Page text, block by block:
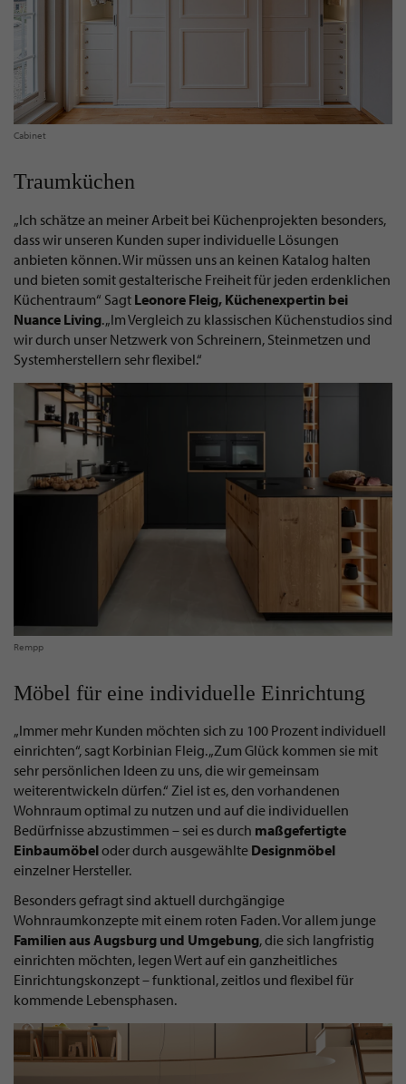
Cabinet
Traumküchen
„Ich schätze an meiner Arbeit bei Küchenprojekten besonders,
dass wir unseren Kunden super individuelle Lösungen
anbieten können. Wir müssen uns an keinen Katalog halten
und bieten somit gestalterische Freiheit für jeden erdenklichen
Küchentraum“ Sagt Leonore Fleig, Küchenexpertin bei
Nuance Living. „Im Vergleich zu klassischen Küchenstudios sind
wir durch unser Netzwerk von Schreinern, Steinmetzen und
Systemherstellern sehr flexibel.“
Rempp
Möbel für eine individuelle Einrichtung
„Immer mehr Kunden möchten sich zu 100 Prozent individuell
einrichten“, sagt Korbinian Fleig. „Zum Glück kommen sie mit
sehr persönlichen Ideen zu uns, die wir gemeinsam
weiterentwickeln dürfen.“ Ziel ist es, den vorhandenen
Wohnraum optimal zu nutzen und auf die individuellen
Bedürfnisse abzustimmen – sei es durch maßgefertigte
Einbaumöbeloder durch ausgewählte Designmöbel
einzelner Hersteller.
Besonders gefragt sind aktuell durchgängige
Wohnraumkonzepte mit einem roten Faden. Vor allem junge
Familien aus Augsburg und Umgebung, die sich langfristig
einrichten möchten, legen Wert auf ein ganzheitliches
Einrichtungskonzept – funktional, zeitlos und flexibel für
kommende Lebensphasen.